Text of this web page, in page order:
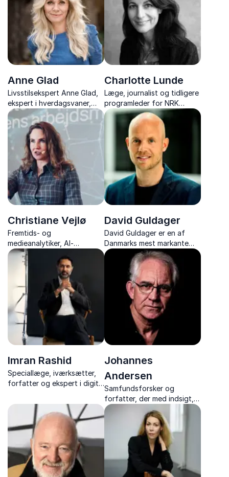
dybde og personlige
erfaringer.
Anne Glad
Livsstilsekspert Anne Glad,
ekspert i hverdagsvaner,
trends og tendenser i tiden
Charlotte Lunde
Læge, journalist og tidligere
programleder for NRK
Barne-TV med foredrag om
legens enestående
betydning for sundhed og
udvikling.
Christiane Vejlø
Fremtids- og
medieanalytiker, AI-
analytiker, forfatter og
bestyrelsesmedlem med
ekspertise i mødet mellem
mennesket og kunstig
intelligens.
David Guldager
David Guldager er en af
Danmarks mest markante
eksperter i digitale trends,
gadgets og fremtidens
teknologi.
Imran Rashid
Speciallæge, iværksætter,
forfatter og ekspert i digital
Johannes
Andersen
Samfundsforsker og
forfatter, der med indsigt,
humor og kant formidler
nutidens tendenser og
demokratiets udfordringer.